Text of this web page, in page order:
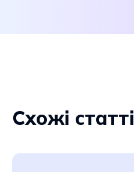
Схожі статті